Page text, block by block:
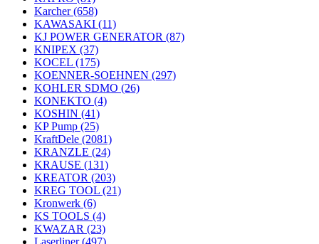
Karcher(658)
KAWASAKI (11)
KJ POWER GENERATOR (87)
KNIPEX (37)
KOCEL (175)
KOENNER-SOEHNEN (297)
KOHLER SDMO (26)
KONEKTO (4)
KOSHIN (41)
KP Pump (25)
KraftDele (2081)
KRANZLE (24)
KRAUSE (131)
KREATOR (203)
KREG TOOL (21)
Kronwerk (6)
KS TOOLS (4)
KWAZAR (23)
Laserliner(497)